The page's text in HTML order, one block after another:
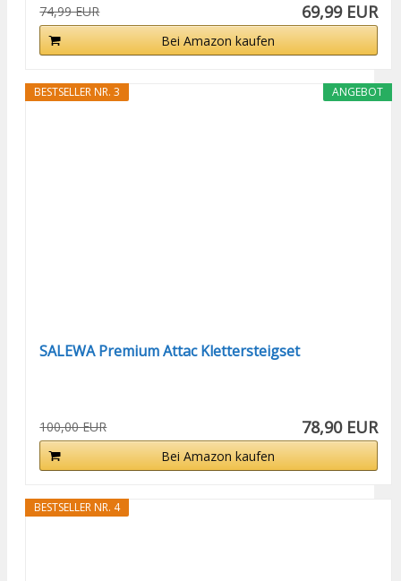
74,99 EUR 69,99 EUR
Bei Amazon kaufen
ANGEBOT
BESTSELLER NR. 3
SALEWA Premium Attac Klettersteigset
100,00 EUR 78,90 EUR
Bei Amazon kaufen
BESTSELLER NR. 4